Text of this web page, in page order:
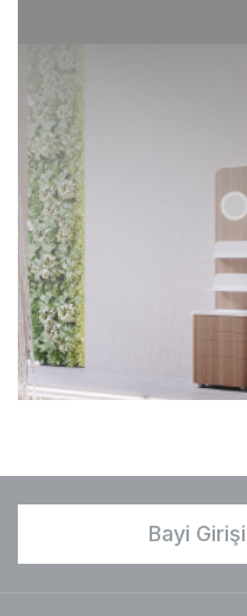
Bayi Girişi